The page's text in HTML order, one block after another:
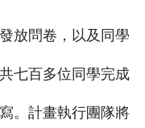
放問卷， 以及同學
七百多位同學完成
寫。計畫執行團隊將